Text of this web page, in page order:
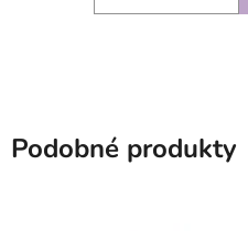
Podobné produkty